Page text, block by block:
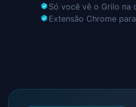
Só você vê o Grilo na
Extensão Chrome